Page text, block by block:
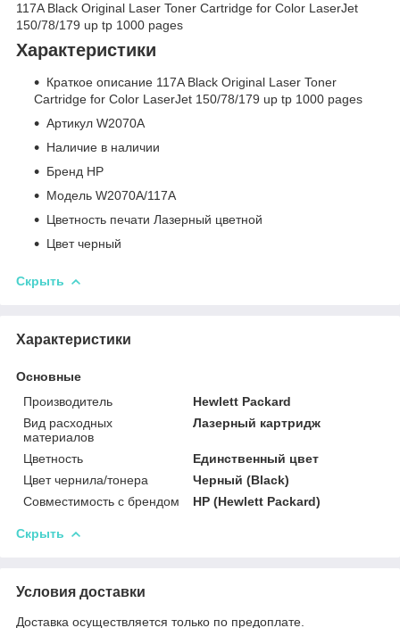
117A Black Original Laser Toner Cartridge for Color LaserJet
150/78/179 up tp 1000 pages
Характеристики
Краткое описание 117A Black Original Laser Toner
Cartridge for Color LaserJet 150/78/179 up tp 1000 pages
Артикул W2070A
Наличие в наличии
Бренд HP
Модель W2070A/117A
Цветность печати Лазерный цветной
Цвет черный
Скрыть
Характеристики
Основные
Производитель
Hewlett Packard
Вид расходных
материалов
Лазерный картридж
Цветность
Единственный цвет
Цвет чернила/тонера
Черный (Black)
Совместимость с брендом
HP (Hewlett Packard)
Скрыть
Условия доставки
Доставка осуществляется только по предоплате.